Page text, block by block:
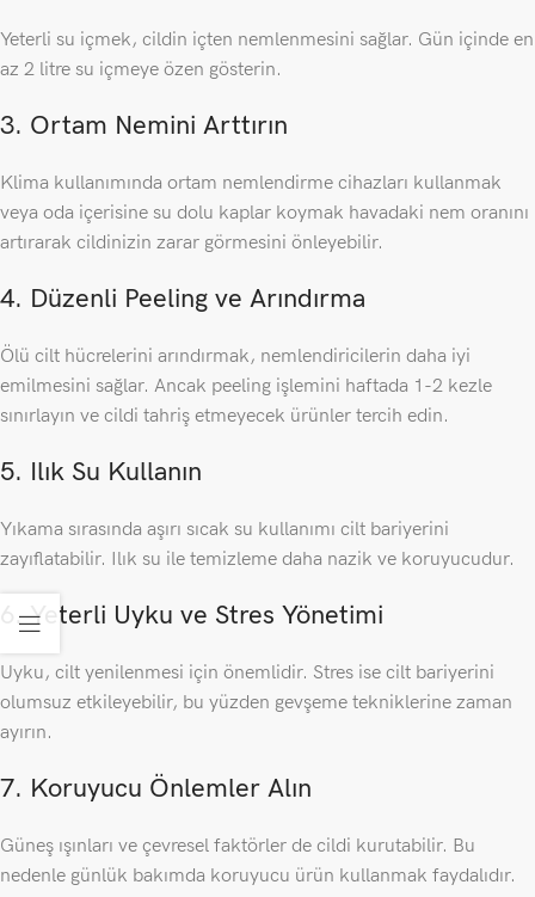
Yeterli su içmek, cildin içten nemlenmesini sağlar. Gün içinde en
az 2 litre su içmeye özen gösterin.
3. Ortam Nemini Arttırın
Klima kullanımında ortam nemlendirme cihazları kullanmak
veya oda içerisine su dolu kaplar koymak havadaki nem oranını
artırarak cildinizin zarar görmesini önleyebilir.
4. Düzenli Peeling ve Arındırma
Ölü cilt hücrelerini arındırmak, nemlendiricilerin daha iyi
emilmesini sağlar. Ancak peeling işlemini haftada 1-2 kezle
sınırlayın ve cildi tahriş etmeyecek ürünler tercih edin.
5. Ilık Su Kullanın
Yıkama sırasında aşırı sıcak su kullanımı cilt bariyerini
zayıflatabilir. Ilık su ile temizleme daha nazik ve koruyucudur.
6. Yeterli Uyku ve Stres Yönetimi
Uyku, cilt yenilenmesi için önemlidir. Stres ise cilt bariyerini
olumsuz etkileyebilir, bu yüzden gevşeme tekniklerine zaman
ayırın.
7. Koruyucu Önlemler Alın
Güneş ışınları ve çevresel faktörler de cildi kurutabilir. Bu
nedenle günlük bakımda koruyucu ürün kullanmak faydalıdır.